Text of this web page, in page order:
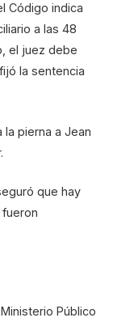
Código indica
a las 48
el juez debe
la sentencia
la pierna a Jean
que hay
Público